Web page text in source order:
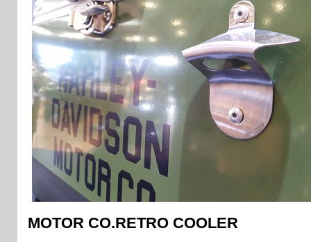
MOTOR CO.RETRO COOLER